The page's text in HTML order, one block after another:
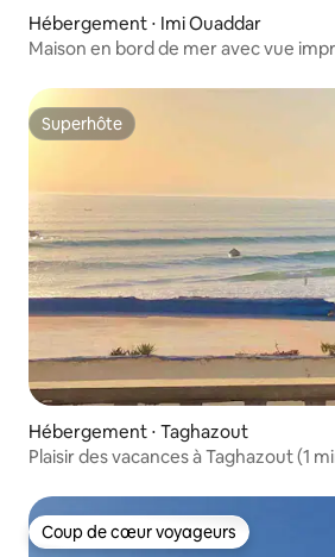
Hébergement ⋅ Imi Ouaddar
Maison en bord de mer avec vue
Superhôte
Superhôte
Hébergement ⋅ Taghazout
Plaisir des vacances à Taghazout (1
Coup de cœur voyageurs
Coup de cœur voyageurs